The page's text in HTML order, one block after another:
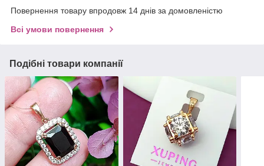
Повернення товару впродовж 14 днів за домовленістю
Всі умови повернення
Подібні товари компанії